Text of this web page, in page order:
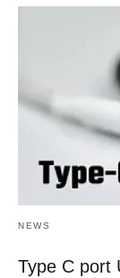
NEWS
Type C port